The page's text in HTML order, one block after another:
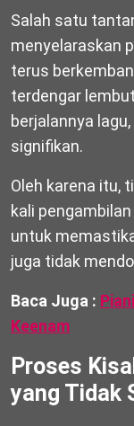
Salah satu
menyelaraskan
terus
terdengar
berjalannya
signifikan.
Oleh karena itu,
kali
untuk
juga tidak
Baca Juga :
Keenam
Proses
yang Tidak